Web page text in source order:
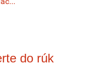
do rúk